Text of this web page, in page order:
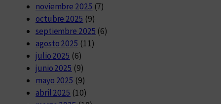
noviembre 2025 (7)
octubre 2025 (9)
septiembre 2025 (6)
agosto 2025 (11)
julio 2025 (6)
junio 2025 (9)
mayo 2025 (9)
abril 2025 (10)